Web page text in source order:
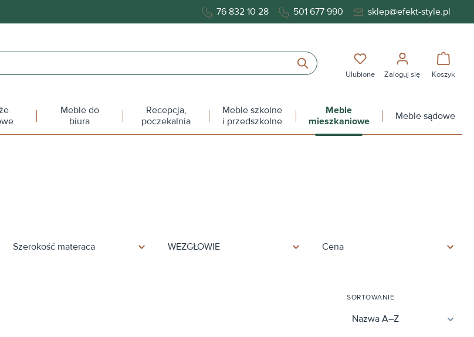
76 832 10 28 501 677 990 sklep@efekt-style.pl
Masz 0 przedmioty na
Ulubione Zaloguj się Koszyk
Meble do
biura
Recepcja,
poczekalnia
Meble szkolne
i przedszkolne
Meble
mieszkaniowe
Meble sądowe
Szerokość materaca WEZGŁOWIE Cena
SORTOWANIE